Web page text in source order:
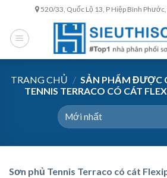
content
520/33, Quốc Lộ 13, P Hiệp Bình
TRANG CHỦ / SẢN PHẨM ĐƯỢC
TENNIS TERRACO CÓ CÁT
Sơn phủ Tennis Terraco có cát